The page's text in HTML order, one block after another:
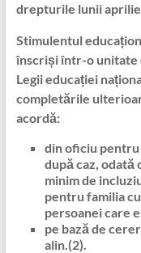
drepturile lunii
Stimulentul
înscriși într-o unitate
Legii educației
completările
acordă:
din oficiu pentru
după caz,
minim de
pentru familia
persoanei care
pe bază de
alin.(2).